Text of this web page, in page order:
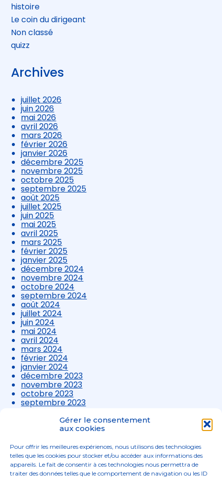
Gérer le consentement
aux cookies
Pour offrir les meilleures expériences, nous utilisons des technologies
telles que les cookies pour stocker et/ou accéder aux informations des
appareils. Le fait de consentir à ces technologies nous permettra de
traiter des données telles que le comportement de navigation ou les ID
histoire
Le coin du dirigeant
Non classé
quizz
Archives
juillet 2026
juin 2026
mai 2026
avril 2026
mars 2026
février 2026
janvier 2026
décembre 2025
novembre 2025
octobre 2025
septembre 2025
août 2025
juillet 2025
juin 2025
mai 2025
avril 2025
mars 2025
février 2025
janvier 2025
décembre 2024
novembre 2024
octobre 2024
septembre 2024
août 2024
juillet 2024
juin 2024
mai 2024
avril 2024
mars 2024
février 2024
janvier 2024
décembre 2023
novembre 2023
octobre 2023
septembre 2023
août 2023
juillet 2023
avril 2023
mars 2023